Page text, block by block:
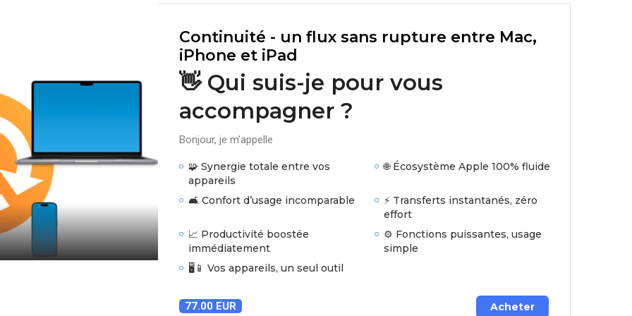
Continuité - un flux sans rupture entre Mac,
iPhone et iPad
👋 Qui suis-je pour vous
accompagner ?
Bonjour, je m’appelle
🧩 Synergie totale entre vos
appareils
🌐 Écosystème Apple 100% fluide
🛋️ Confort d’usage incomparable
⚡ Transferts instantanés, zéro
effort
📈 Productivité boostée
immédiatement
⚙️ Fonctions puissantes, usage
simple
🖥️📱 Vos appareils, un seul outil
77.00 EUR Acheter